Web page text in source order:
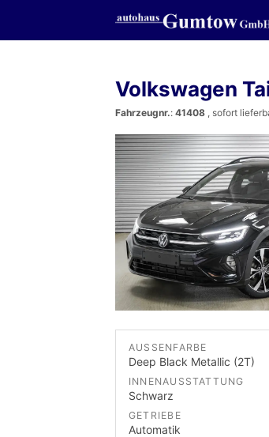
Volkswagen
Fahrzeugnr.: 41408 , sofort
AUSSENFARBE
Deep Black Metallic (2T)
INNENAUSSTATTUNG
Schwarz
GETRIEBE
Automatik